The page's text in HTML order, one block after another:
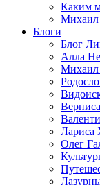
Каким
Блоги
Блог
Алла
Михаил
Лариса
Олег